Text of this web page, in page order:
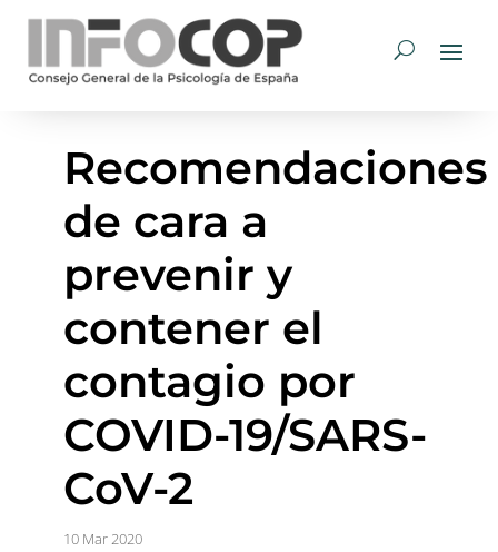
Recomendaciones
de cara a
prevenir y
contener el
contagio por
COVID-19/SARS-
CoV-2
10 Mar 2020